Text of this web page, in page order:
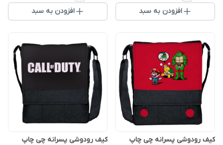
افزودن به سبد افزودن به سبد
کیف رودوشی پسرانه چی چاپ
کیف رودوشی پسرانه چی چاپ